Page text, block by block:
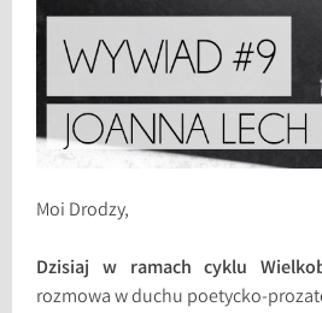
Moi Drodzy,
Dzisiaj w ramach cyklu
rozmowa w duchu poetycko-